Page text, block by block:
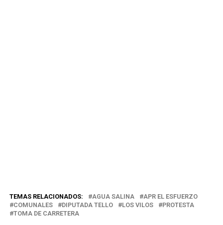
TEMAS RELACIONADOS: AGUA SALINA
APR EL ESFUERZO
COMUNALES
DIPUTADA TELLO LOS VILOS
PROTESTA
TOMA DE CARRETERA